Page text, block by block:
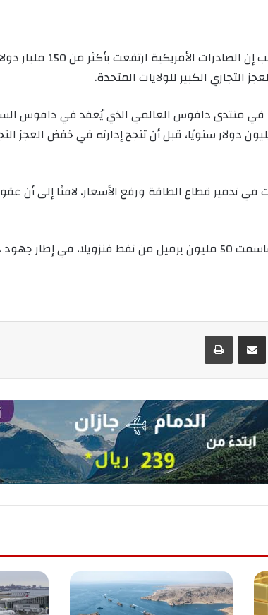
قال الرئيس الأمريكي دونالد
الكبير للولايات المتحدة.
في منتدى دافوس العالمي الذي يُعقد في دافوس
تدمير قطاع الطاقة ورفع الأسعار، لافتًا إلى أن
كما ذكر أن الولايات المتحدة تقاسمت 50 مليون برميل من نفط فنزويلا،
لينكدإن